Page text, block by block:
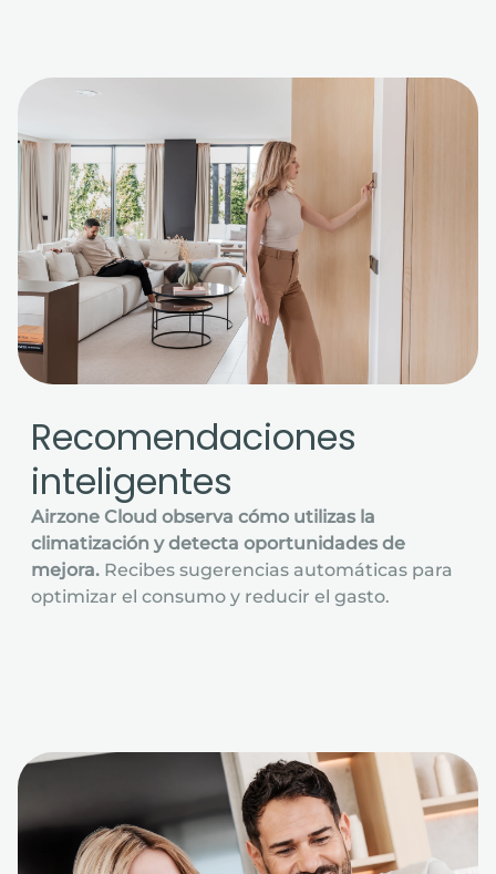
Recomendaciones
inteligentes
Airzone Cloud observa cómo utilizas la
climatización y detecta oportunidades de
mejora. Recibes sugerencias automáticas para
optimizar el consumo y reducir el gasto.